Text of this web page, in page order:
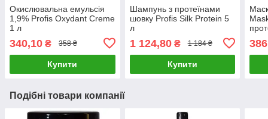
Окислювальна емульсія
1,9% Profis Oxydant Creme
1 л
340,10 ₴ 358 ₴
Купити
Шампунь з протеїнами
шовку Profis Silk Protein 5
л
1 124,80₴ 1 184 ₴
Купити
Подібні товари компанії